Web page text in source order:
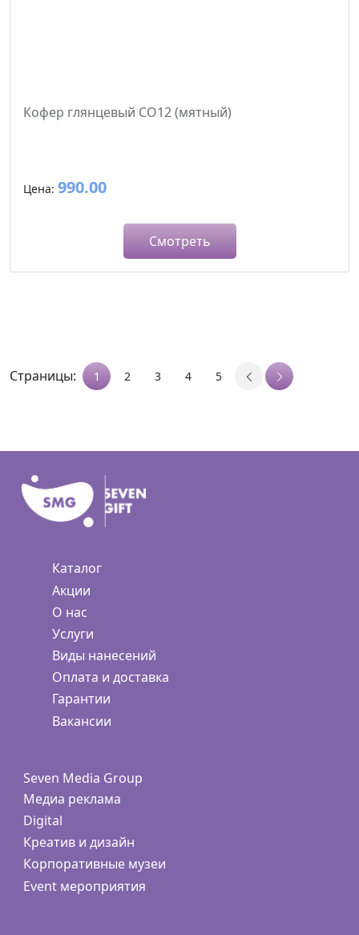
Кофер глянцевый CO12 (мятный)
Цена: 990.00
Смотреть
Страницы: 1 2 3 4 5
Каталог
Акции
О нас
Услуги
Виды нанесений
Оплата и доставка
Гарантии
Вакансии
Seven Media Group
Медиа реклама
Digital
Креатив и дизайн
Корпоративные музеи
Event мероприятия